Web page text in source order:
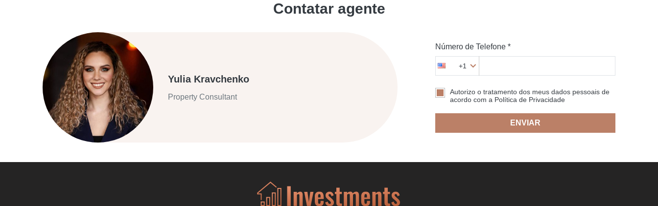
Contatar agente
Yulia Kravchenko
Property Consultant
Número de Telefone *
+1
Autorizo o tratamento dos meus dados pessoais de
acordo com a Política de Privacidade
ENVIAR